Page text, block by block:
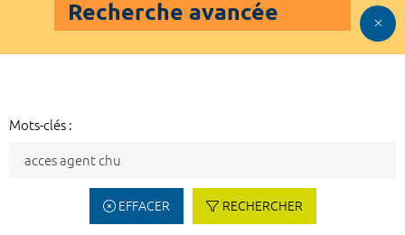
Recherche avancée
Mots-clés :
EFFACER RECHERCHER